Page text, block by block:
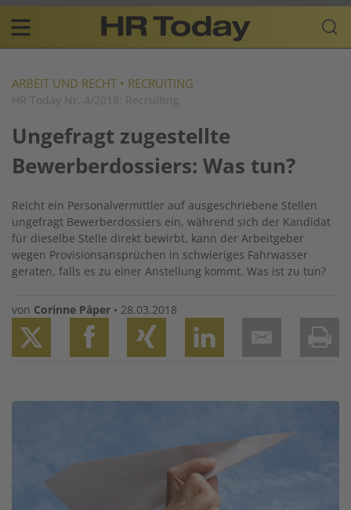
Skip
content
Plattform
für
Resources
navigation
DE
ARBEIT UND RECHT • RECRUITING
HR Today Nr. 4/2018: Recruiting
Ungefragt zugestellte
Bewerberdossiers: Was tun?
Reicht ein Personalvermittler auf ausgeschriebene Stellen
ungefragt Bewerberdossiers ein, während sich der Kandidat
für dieselbe Stelle direkt bewirbt, kann der Arbeitgeber
wegen Provisionsansprüchen in schwieriges Fahrwasser
geraten, falls es zu einer Anstellung kommt. Was ist zu tun?
von Corinne Päper • 28.03.2018